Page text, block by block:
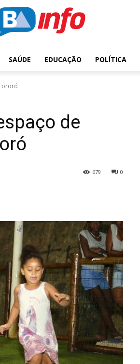
SAÚDE EDUCAÇÃO POLÍTICA
de
0
679